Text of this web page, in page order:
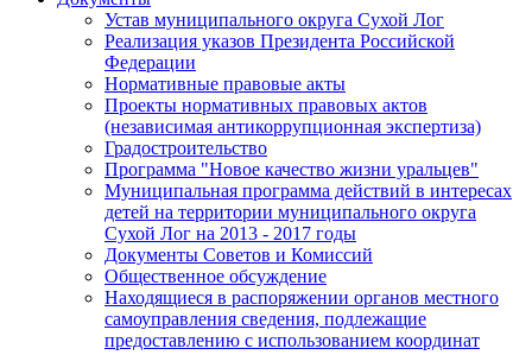
Устав муниципального округа Сухой Лог
Реализация указов Президента Российской
Федерации
Нормативные правовые акты
Проекты нормативных правовых актов
(независимая антикоррупционная экспертиза)
Градостроительство
Программа "Новое качество жизни уральцев"
Муниципальная программа действий в интересах
детей на территории муниципального округа
Сухой Лог на 2013 - 2017 годы
Документы Советов и Комиссий
Общественное обсуждение
Находящиеся в распоряжении органов местного
самоуправления сведения, подлежащие
предоставлению с использованием координат